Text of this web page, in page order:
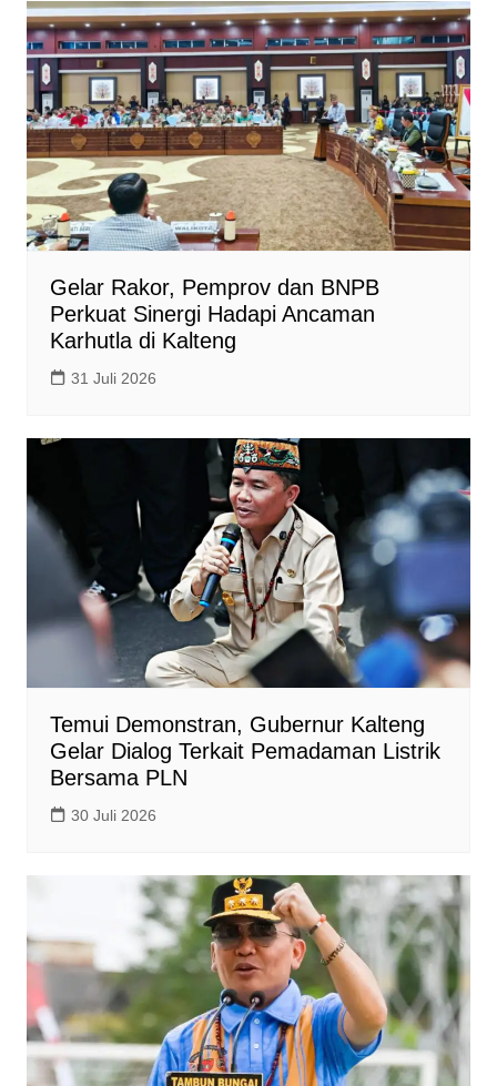
A
p
p
o
o
k
i
n
k
Gelar Rakor, Pemprov dan BNPB
Perkuat Sinergi Hadapi Ancaman
Karhutla di Kalteng
31 Juli 2026
Temui Demonstran, Gubernur Kalteng
Gelar Dialog Terkait Pemadaman Listrik
Bersama PLN
30 Juli 2026